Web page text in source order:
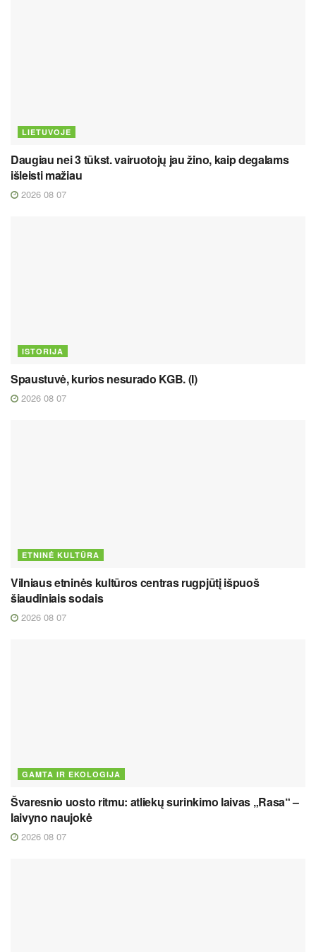
LIETUVOJE
Daugiau nei 3 tūkst. vairuotojų jau žino, kaip degalams
išleisti mažiau
2026 08 07
ISTORIJA
Spaustuvė, kurios nesurado KGB. (I)
2026 08 07
ETNINĖ KULTŪRA
Vilniaus etninės kultūros centras rugpjūtį išpuoš
šiaudiniais sodais
2026 08 07
GAMTA IR EKOLOGIJA
Švaresnio uosto ritmu: atliekų surinkimo laivas „Rasa“ –
laivyno naujokė
2026 08 07